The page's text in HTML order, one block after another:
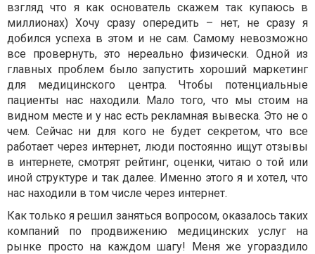
взгляд что я как основатель скажем так купаюсь в
миллионах) Хочу сразу опередить – нет, не сразу я
добился успеха в этом и не сам. Самому невозможно
все провернуть, это нереально физически. Одной из
главных проблем было запустить хороший маркетинг
для медицинского центра. Чтобы потенциальные
пациенты нас находили. Мало того, что мы стоим на
видном месте и у нас есть рекламная вывеска. Это не о
чем. Сейчас ни для кого не будет секретом, что все
работает через интернет, люди постоянно ищут отзывы
в интернете, смотрят рейтинг, оценки, читаю о той или
иной структуре и так далее. Именно этого я и хотел, что
нас находили в том числе через интернет.
Как только я решил заняться вопросом, оказалось таких
компаний по продвижению медицинских услуг на
рынке просто на каждом шагу! Меня же угораздило